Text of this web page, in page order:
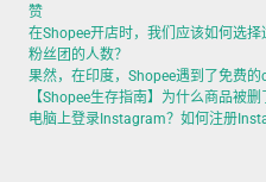
赞
在Shopee开店时，我们应该如何选
粉丝团的人数？
果然，在印度，Shopee遇到了免费
【Shopee生存指南】为什么商品被
电脑上登录Instagram？如何注册